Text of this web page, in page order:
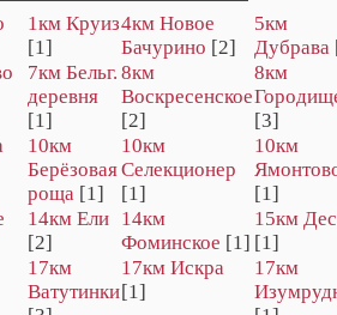
1км Круиз
[1]
4км Новое
Бачурино [2]
5км
Дубрава
7км Бельг.
деревня
[1]
8км
Воскресенское
[2]
8км
[3]
10км
Берёзовая
роща [1]
10км
Селекционер
[1]
10км
[1]
14км Ели
[2]
14км
Фоминское [1]
15км
[1]
17км
Ватутинки
17км Искра
[1]
17км